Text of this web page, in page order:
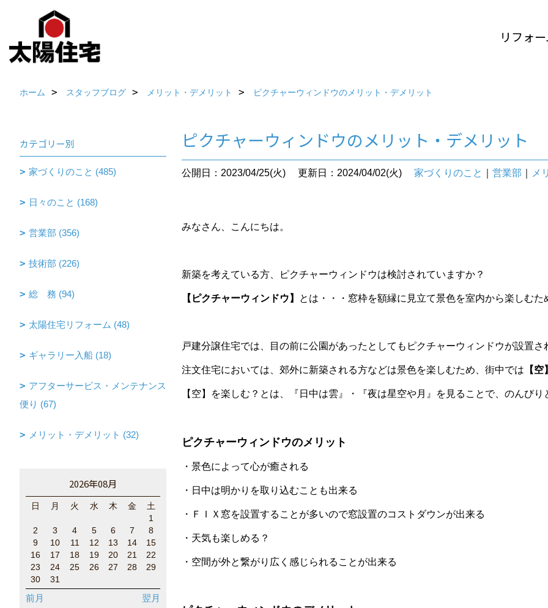
リフォ
ホーム スタッフブログ メリット・デメリット ピクチャーウィンドウのメリット・デメリット
ピクチャーウィンドウのメリット・デメリット
公開日：2023/04/25(火) 更新日：2024/04/02(火) 家づくりのこと 営業部 メ
みなさん、こんにちは。
新築を考えている方、ピクチャーウィンドウは検討されていますか？
【ピクチャーウィンドウ】 とは・・・窓枠を額縁に見立て景色を室内から楽しむた
戸建分譲住宅では、目の前に公園があったとしてもピクチャーウィンドウが設置さ
注文住宅においては、郊外に新築される方などは景色を楽しむため、街中では 【空】
【空】を楽しむ？とは、『日中は雲』・『夜は星空や月』を見ることで、のんび
ピクチャーウィンドウのメリット
・景色によって心が癒される
・日中は明かりを取り込むことも出来る
・ＦＩＸ窓を設置することが多いので窓設置のコストダウンが出来る
・天気も楽しめる？
・空間が外と繋がり広く感じられることが出来る
カテゴリー別
家づくりのこと (485)
日々のこと (168)
営業部 (356)
技術部 (226)
総 務 (94)
太陽住宅リフォーム (48)
ギャラリー入船 (18)
アフターサービス・メンテナンス
便り (67)
メリット・デメリット (32)
2026年08月
日 月 火 水 木 金
土
1
2
3 4 5 6 7
8
9
10 11 12 13 14
15
16
17 18 19 20 21
22
23
24 25 26 27 28
29
30
31
前月 翌月